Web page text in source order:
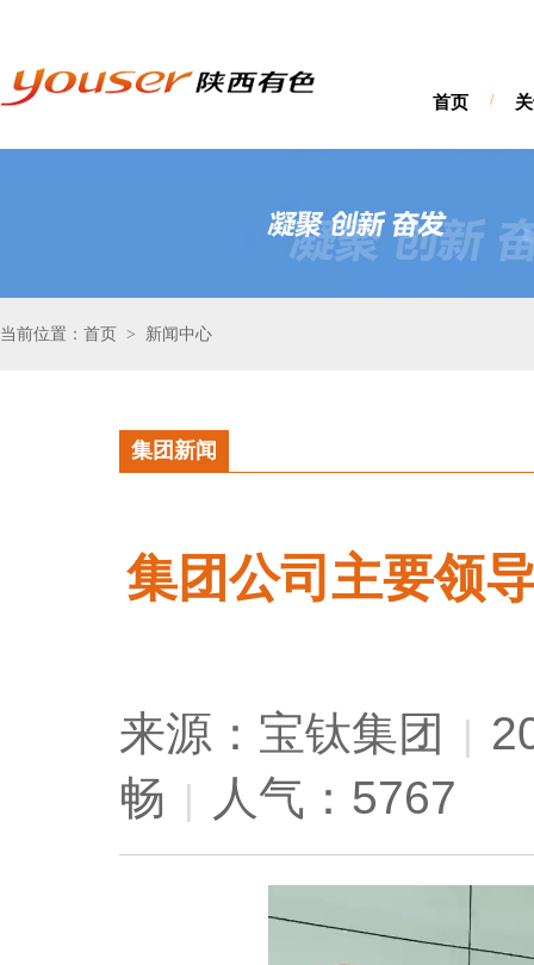
首页 /
当前位置：首页 > 新闻中心
集团新闻
集团公司主要领
来源：宝钛集团 |
畅 | 人气：5767